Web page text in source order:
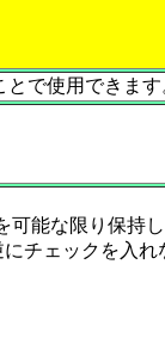
で使用できます
可能な限り保持し
チェックを入